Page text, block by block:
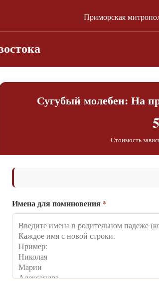
Приморская
Сугубый молебен: На
Стоимость
Имена для поминовения *